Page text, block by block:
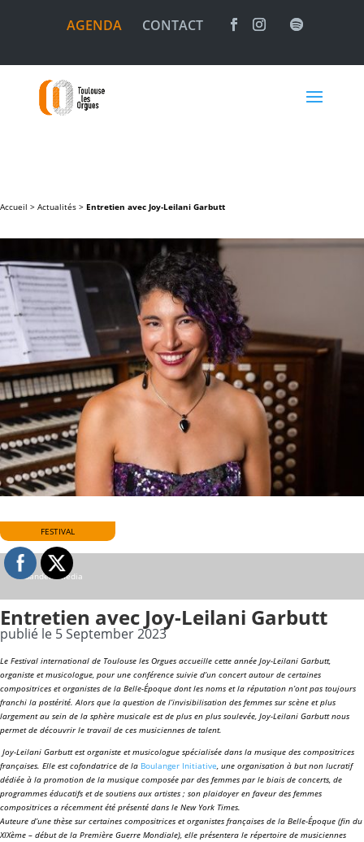
AGENDA CONTACT
Accueil > Actualités > Entretien avec Joy-Leilani Garbutt
© Sanders Media
FESTIVAL
Entretien avec Joy-Leilani Garbutt
publié le 5 September 2023
Le Festival international de Toulouse les Orgues accueille cette année Joy-Leilani Garbutt,
organiste et musicologue, pour une conférence suivie d’un concert autour de certaines
compositrices et organistes de la Belle-Époque dont les noms et la réputation n’ont pas toujours
franchi la postérité. Alors que la question de l’invisibilisation des femmes sur scène et plus
largement au sein de la sphère musicale est de plus en plus soulevée, Joy-Leilani Garbutt nous
permet de découvrir le travail de ces musiciennes de talent.
Joy-Leilani Garbutt est organiste et musicologue spécialisée dans la musique des compositrices
françaises. Elle est cofondatrice de la Boulanger Initiative, une organisation à but non lucratif
dédiée à la promotion de la musique composée par des femmes par le biais de concerts, de
programmes éducatifs et de soutiens aux artistes ; son plaidoyer en faveur des femmes
compositrices a récemment été présenté dans le New York Times.
Auteure d’une thèse sur certaines compositrices et organistes françaises de la Belle-Époque (fin du
XIXème – début de la Première Guerre Mondiale), elle présentera le répertoire de musiciennes